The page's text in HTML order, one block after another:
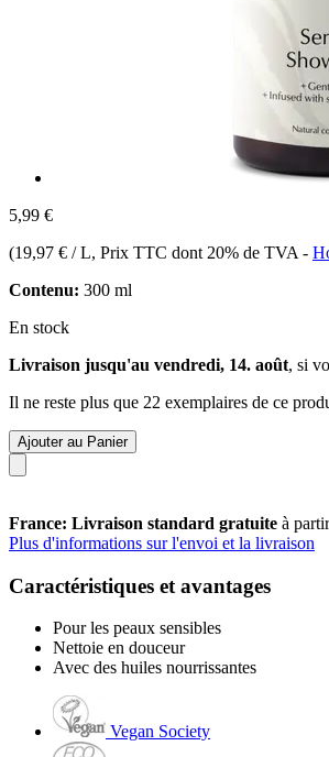
5,99 €
(19,97 € / L, Prix TTC dont 20% de TVA -
Contenu: 300 ml
En stock
Livraison jusqu'au vendredi, 14. août, si
Il ne reste plus que 22 exemplaires de ce
Ajouter au Panier
France: Livraison standard gratuite à
Plus d'informations sur l'envoi et la livraison
Caractéristiques et avantages
Pour les peaux sensibles
Nettoie en douceur
Avec des huiles nourrissantes
Vegan Society